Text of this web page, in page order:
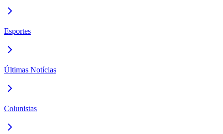
Esportes
Últimas Notícias
Colunistas